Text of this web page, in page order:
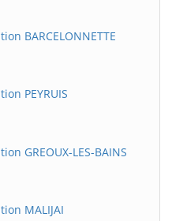
BARCELONNETTE
PEYRUIS
GREOUX-LES-BAINS
MALIJAI